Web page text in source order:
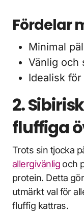
Fördelar
Minimal
Vänlig och
Idealisk
2.
fluffiga
Trots sin tjocka
allergivänligoch
protein. Detta
utmärkt val för
fluffig kattras.